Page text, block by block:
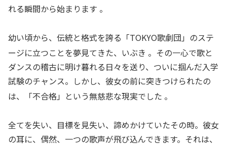
れる瞬間から始まります 。
幼い頃から、伝統と格式を誇る「TOKYO歌劇団」のステ
ージに立つことを夢見てきた、いぶき 。その一心で歌と
ダンスの稽古に明け暮れる日々を送り、ついに掴んだ入学
試験のチャンス。しかし、彼女の前に突きつけられたの
は、「不合格」という無慈悲な現実でした 。
全てを失い、目標を見失い、諦めかけていたその時。彼女
の耳に、偶然、一つの歌声が飛び込んできます。それは、